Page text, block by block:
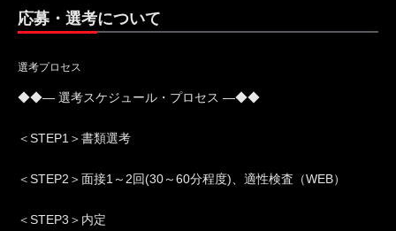
応募・選考について
選考プロセス
◆◆― 選考スケジュール・プロセス ―◆◆
＜STEP1＞書類選考
＜STEP2＞面接1～2回(30～60分程度)、適性検査（WEB）
＜STEP3＞内定